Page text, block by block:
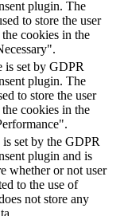
plugin. The
to store the user
cookies in the
is set by GDPR
plugin. The
to store the user
cookies in the
set by the GDPR
plugin and is
whether or not user
to the use of
not store any